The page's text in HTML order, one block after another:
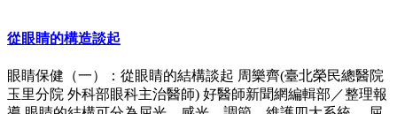
從眼睛的構造談起
眼睛保健（一）：從眼睛的結構談起 周樂齊(臺北榮民總醫院
玉里分院 外科部眼科主治醫師) 好醫師新聞網編輯部／整理報